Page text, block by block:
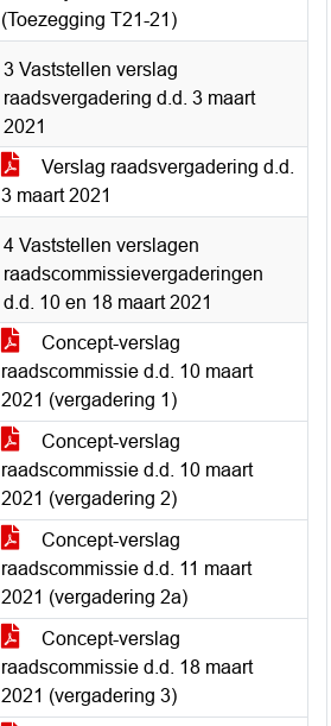
(Toezegging T21-21)
3 Vaststellen verslag
raadsvergadering d.d. 3 maart
2021
Verslag raadsvergadering d.d.
3 maart 2021
4 Vaststellen verslagen
raadscommissievergaderingen
d.d. 10 en 18 maart 2021
Concept-verslag
raadscommissie d.d. 10 maart
2021 (vergadering 1)
Concept-verslag
raadscommissie d.d. 10 maart
2021 (vergadering 2)
Concept-verslag
raadscommissie d.d. 11 maart
2021 (vergadering 2a)
Concept-verslag
raadscommissie d.d. 18 maart
2021 (vergadering 3)